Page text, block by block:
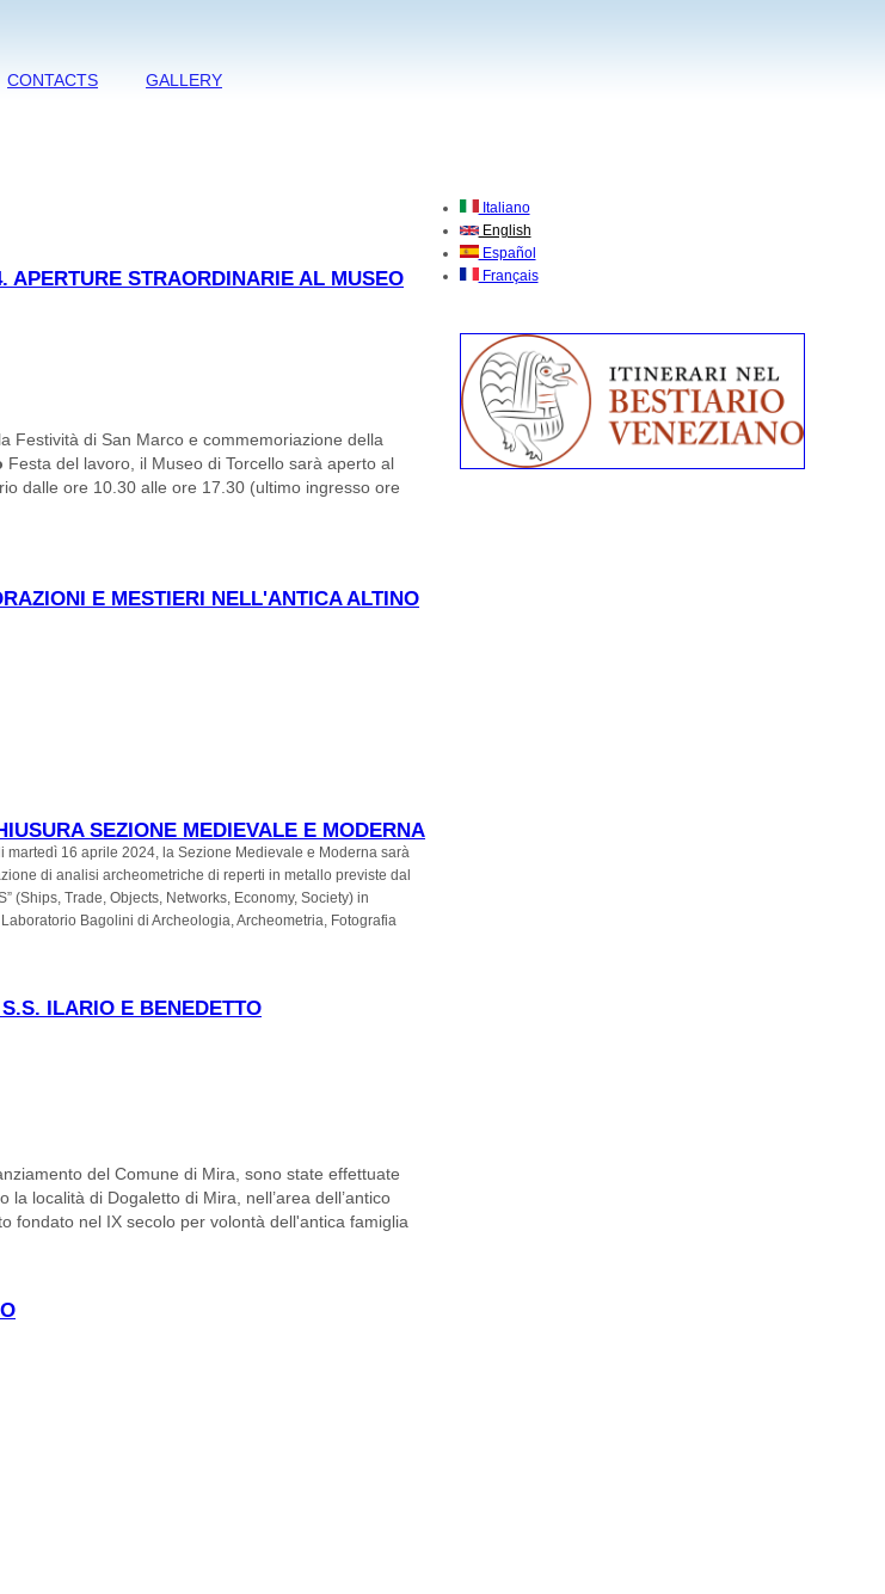
CONTACTS GALLERY
APERTURE STRAORDINARIE AL MUSEO
Festività di San Marco e commemoriazione della
Festa del lavoro, il Museo di Torcello sarà aperto al
dalle ore 10.30 alle ore 17.30 (ultimo ingresso ore
E MESTIERI NELL'ANTICA ALTINO
SEZIONE MEDIEVALE E MODERNA
16 aprile 2024, la Sezione Medievale e Moderna sarà
di analisi archeometriche di reperti in metallo previste dal
(Ships, Trade, Objects, Networks, Economy, Society) in
Bagolini di Archeologia, Archeometria, Fotografia
ILARIO E BENEDETTO
del Comune di Mira, sono state effettuate
località di Dogaletto di Mira, nell’area dell’antico
fondato nel IX secolo per volontà dell'antica famiglia
Italiano
English
Español
Français